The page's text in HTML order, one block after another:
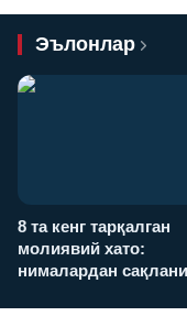
Эълонлар
8 та кенг тарқалган
молиявий хато:
нималардан